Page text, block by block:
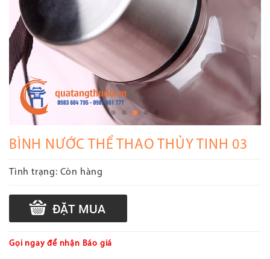
BÌNH NƯỚC THỂ THAO THỦY TINH 03
Tình trạng: Còn hàng
Gọi ngay để nhận Báo giá